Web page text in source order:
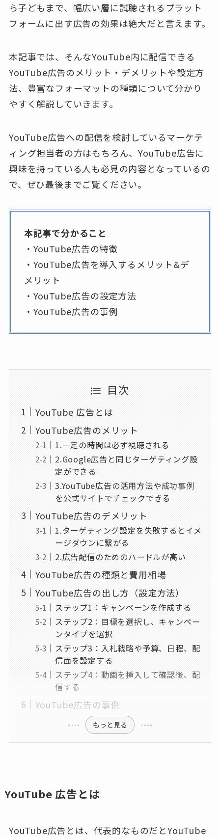
ら子どもまで、幅広い層に試聴されるプラット
フォームに出す広告の効果は絶大だと言えます。
本記事では、そんなYouTube内に配信できる
YouTube広告のメリット・デメリットや設定方
法、豊富なフォーマットの種類について分かり
やすく解説していきます。
YouTube広告への配信を検討しているマーケテ
ィング担当者の方はもちろん、YouTube広告に
興味を持っている人も必見の内容となっているの
で、ぜひ最後までご覧ください。
本記事で分かること
・YouTube広告の特徴
・YouTube広告を導入するメリット&デ
メリット
・YouTube広告の設定方法
・YouTube広告の事例
目次
YouTube 広告とは
YouTube広告のメリット
1.一定の時間は必ず視聴される
2.Google広告と同じターゲティング設
定ができる
3.YouTube広告の活用方法や成功事例
を公式サイトでチェックできる
YouTube広告のデメリット
1.ターゲティング設定を失敗するとイメ
ージダウンに繋がる
2.広告配信のためのハードルが高い
YouTube広告の種類と費用相場
YouTube広告の出し方（設定方法）
ステップ1：キャンペーンを作成する
ステップ2：目標を選択し、キャンペー
ンタイプを選択
ステップ3：入札戦略や予算、日程、配
信面を設定する
ステップ4：動画を挿入して確認後、配
信する
YouTube広告の事例
もっと見る
YouTube 広告とは
YouTube広告とは、代表的なものだとYouTube